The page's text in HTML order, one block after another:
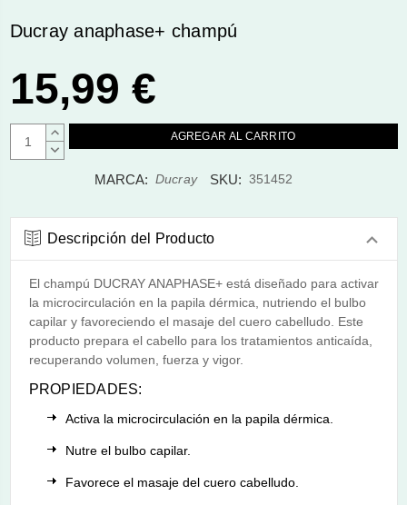
Ducray anaphase+ champú
15,99 €
AUMENTAR
CANTIDAD:
DISMINUIR
MARCA: Ducray SKU: 351452
Descripción del Producto
El champú DUCRAY ANAPHASE+ está diseñado para activar
la microcirculación en la papila dérmica, nutriendo el bulbo
capilar y favoreciendo el masaje del cuero cabelludo. Este
producto prepara el cabello para los tratamientos anticaída,
recuperando volumen, fuerza y vigor.
PROPIEDADES:
Activa la microcirculación en la papila dérmica.
Nutre el bulbo capilar.
Favorece el masaje del cuero cabelludo.